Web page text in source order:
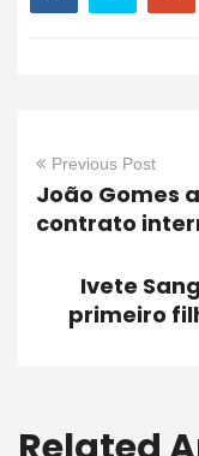
Previous Post
João Gomes
contrato
Ivete
primeiro